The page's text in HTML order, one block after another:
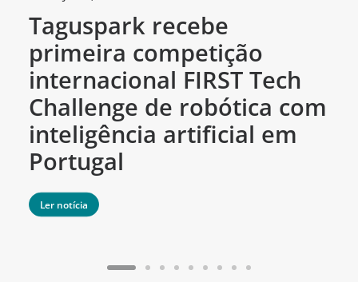
Taguspark recebe
primeira competição
internacional FIRST Tech
Challenge de robótica com
inteligência artificial em
Portugal
Ler notícia